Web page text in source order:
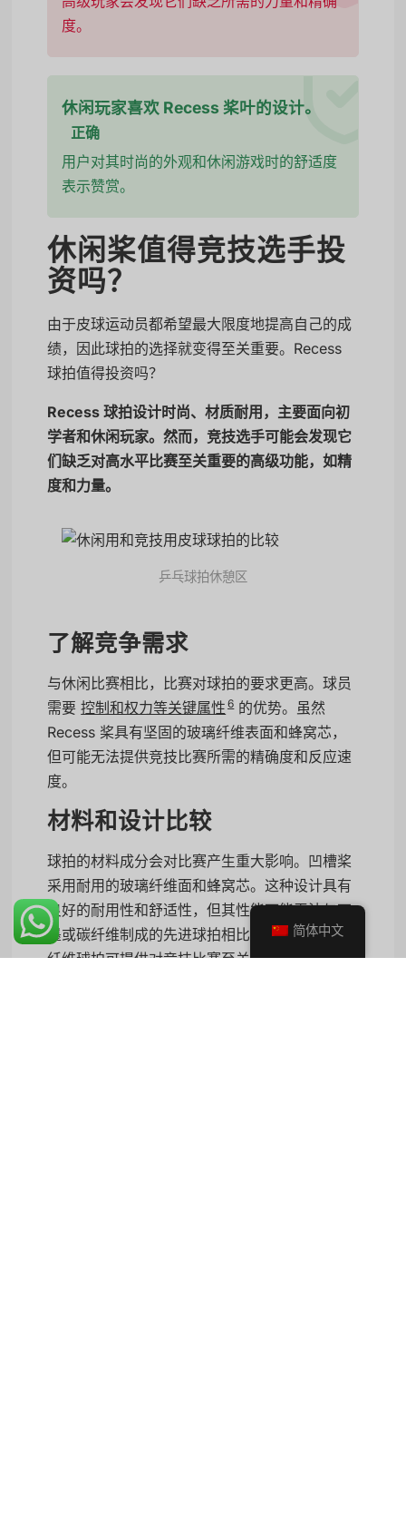
度。
休闲玩家喜欢 Recess 桨叶的设计。
正确
用户对其时尚的外观和休闲游戏时的舒适度
表示赞赏。
休闲桨值得竞技选手投
资吗？
由于皮球运动员都希望最大限度地提高自己的成
绩，因此球拍的选择就变得至关重要。Recess
球拍值得投资吗？
Recess 球拍设计时尚、材质耐用，主要面向初
学者和休闲玩家。然而，竞技选手可能会发现它
们缺乏对高水平比赛至关重要的高级功能，如精
度和力量。
乒乓球拍休憩区
了解竞争需求
与休闲比赛相比，比赛对球拍的要求更高。球员
需要控制和权力等关键属性 6的优势。虽然
Recess 桨具有坚固的玻璃纤维表面和蜂窝芯，
但可能无法提供竞技比赛所需的精确度和反应速
度。
材料和设计比较
球拍的材料成分会对比赛产生重大影响。凹槽桨
采用耐用的玻璃纤维面和蜂窝芯。这种设计具有
良好的耐用性和舒适性，但其性能可能无法与石
墨或碳纤维制成的先进球拍相比，因为石墨或碳
纤维球拍可提供对竞技比赛至关重要的更强动力
简体中文